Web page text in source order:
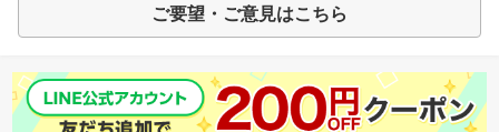
ご要望・ご意見はこちら